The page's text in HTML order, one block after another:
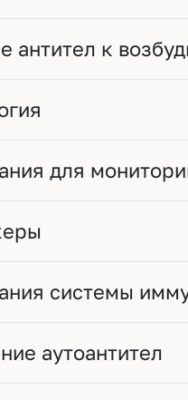
антител к
для
системы
аутоантител